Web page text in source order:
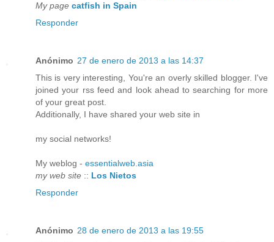
My page catfish in Spain
Responder
Anónimo 27 de enero de 2013 a las 14:37
This is very interesting, You're an overly skilled blogger. I've
joined your rss feed and look ahead to searching for more
of your great post.
Additionally, I have shared your web site in
my social networks!
My weblog - essentialweb.asia
my web site :: Los Nietos
Responder
Anónimo 28 de enero de 2013 a las 19:55